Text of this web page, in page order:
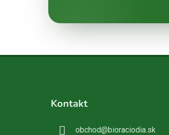
Kontakt
obchod@bioraciodia.sk